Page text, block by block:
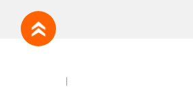
zum Seitenanfang